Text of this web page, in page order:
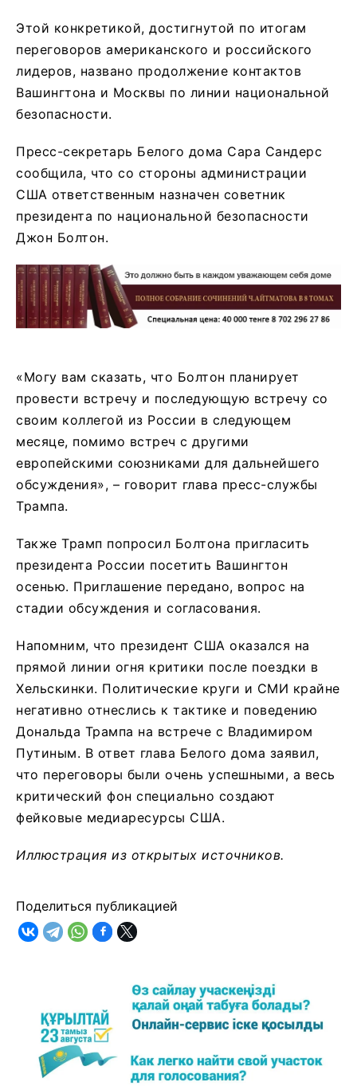
Этой конкретикой, достигнутой по итогам
переговоров американского и российского
лидеров, названо продолжение контактов
Вашингтона и Москвы по линии национальной
безопасности.
Пресс-секретарь Белого дома Сара Сандерс
сообщила, что со стороны администрации
США ответственным назначен советник
президента по национальной безопасности
Джон Болтон.
«Могу вам сказать, что Болтон планирует
провести встречу и последующую встречу со
своим коллегой из России в следующем
месяце, помимо встреч с другими
европейскими союзниками для дальнейшего
обсуждения», – говорит глава пресс-службы
Трампа.
Также Трамп попросил Болтона пригласить
президента России посетить Вашингтон
осенью. Приглашение передано, вопрос на
стадии обсуждения и согласования.
Напомним, что президент США оказался на
прямой линии огня критики после поездки в
Хельскинки. Политические круги и СМИ крайне
негативно отнеслись к тактике и поведению
Дональда Трампа на встрече с Владимиром
Путиным. В ответ глава Белого дома заявил,
что переговоры были очень успешными, а весь
критический фон специально создают
фейковые медиаресурсы США.
Иллюстрация из открытых источников.
Поделиться публикацией